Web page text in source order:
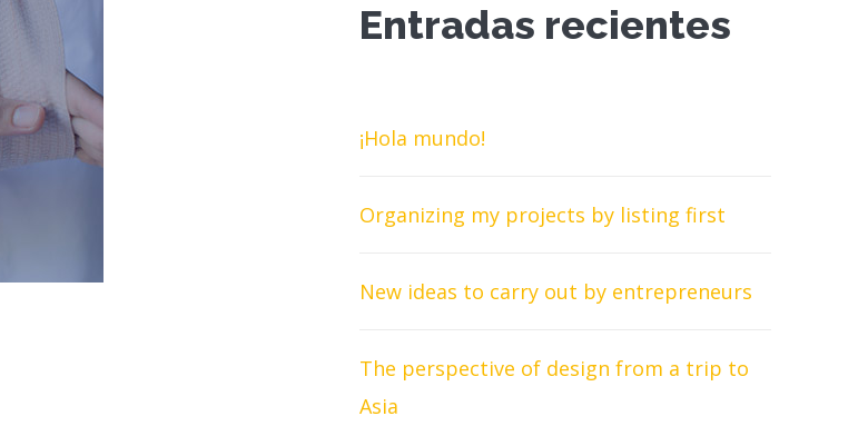
Entradas recientes
¡Hola mundo!
Organizing my projects by listing first
New ideas to carry out by entrepreneurs
The perspective of design from a trip to
Asia